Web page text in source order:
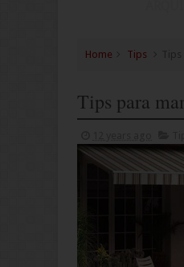
Home Tips
Tips para